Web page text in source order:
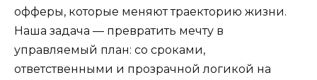
офферы, которые меняют траекторию жизни.
Наша задача — превратить мечту в
управляемый план: со сроками,
ответственными и прозрачной логикой на